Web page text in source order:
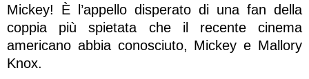
Mickey! È l’appello disperato di una fan della
coppia più spietata che il recente cinema
americano abbia conosciuto, Mickey e Mallory
Knox.